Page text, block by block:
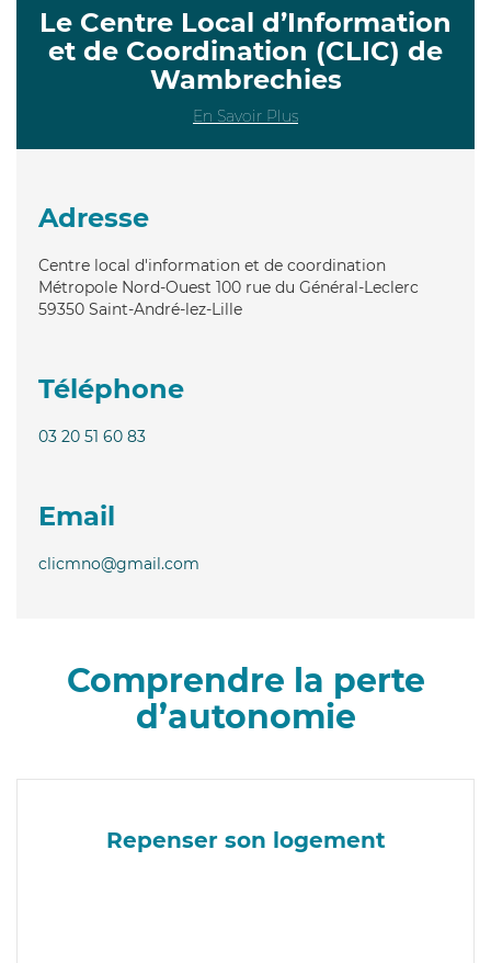
Le Centre Local d’Information
et de Coordination (CLIC) de
Wambrechies
En Savoir Plus
Adresse
Centre local d'information et de coordination
Métropole Nord-Ouest 100 rue du Général-Leclerc
59350 Saint-André-lez-Lille
Téléphone
03 20 51 60 83
Email
clicmno@gmail.com
Comprendre la perte
d’autonomie
Repenser son logement